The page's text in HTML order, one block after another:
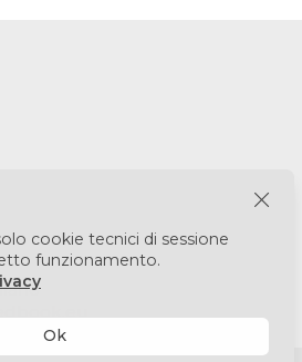
cookie tecnici di sessione
funzionamento.
Ok